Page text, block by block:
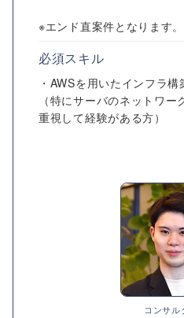
※エンド直案件となります
必須スキル
・AWSを用いたインフラ
（特にサーバのネットワ
重視して経験がある方）
コンサル